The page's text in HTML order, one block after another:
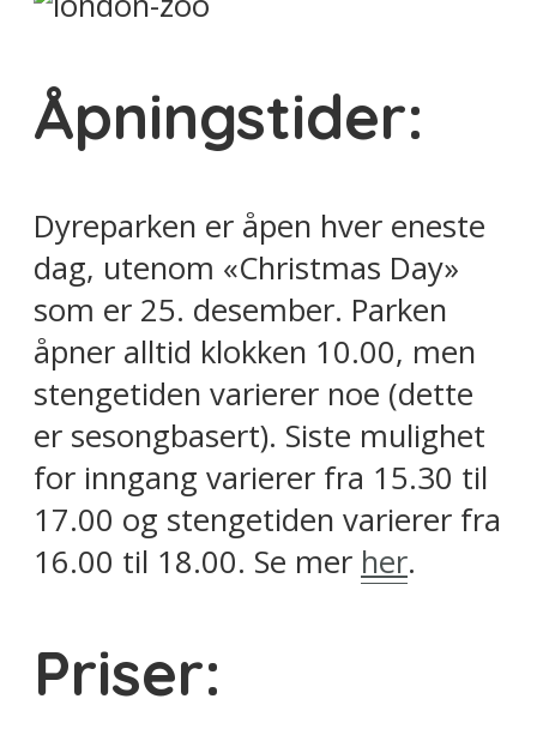
Åpningstider:
Dyreparken er åpen hver eneste
dag, utenom «Christmas Day»
som er 25. desember. Parken
åpner alltid klokken 10.00, men
stengetiden varierer noe (dette
er sesongbasert). Siste mulighet
for inngang varierer fra 15.30 til
17.00 og stengetiden varierer fra
16.00 til 18.00. Se mer her.
Priser: